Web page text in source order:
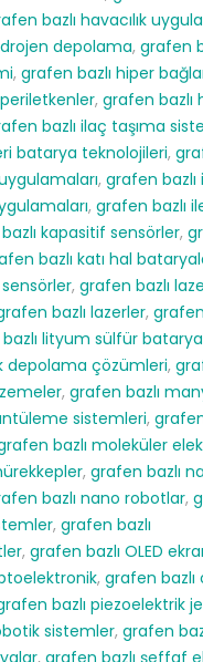
bazlı havacılık
depolama, grafen
, grafen bazlı hiper
, grafen bazlı
bazlı ilaç taşıma
batarya teknolojileri,
, grafen bazlı
, grafen bazlı
kapasitif sensörler,
bazlı katı hal
, grafen bazlı
bazlı lazerler,
lityum sülfür
depolama çözümleri,
, grafen bazlı
sistemleri,
bazlı moleküler
, grafen bazlı
bazlı nano robotlar,
, grafen bazlı
, grafen bazlı OLED
, grafen
bazlı piezoelektrik
sistemler, grafen
, grafen bazlı şeffaf